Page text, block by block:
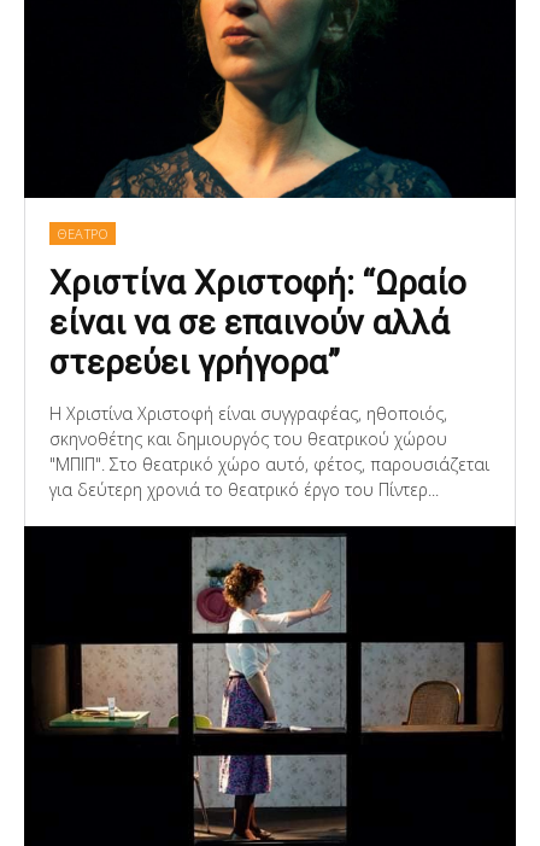
ΘΕΑΤΡΟ
Χριστίνα Χριστοφή: “Ωραίο
είναι να σε επαινούν αλλά
στερεύει γρήγορα”
Η Χριστίνα Χριστοφή είναι συγγραφέας, ηθοποιός,
σκηνοθέτης και δημιουργός του θεατρικού χώρου
"ΜΠΙΠ". Στο θεατρικό χώρο αυτό, φέτος, παρουσιάζεται
για δεύτερη χρονιά το θεατρικό έργο του Πίντερ...